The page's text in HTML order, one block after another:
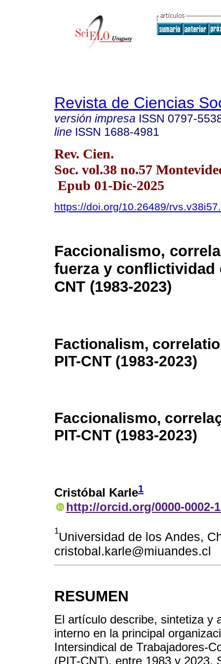
Revista de Ciencias
versión impresa ISSN 0797-
line ISSN 1688-4981
Rev. Cien.
Soc. vol.38 no.57
Epub 01-Dic-2025
https://doi.org/10.26489/
Faccionalismo,
fuerza y conflictividad
CNT (1983-2023)
Factionalism,
PIT-CNT (1983-2023)
Faccionalismo,
PIT-CNT (1983-2023)
Cristóbal Karle1
http://orcid.org/0000-0002-
1Universidad de los Andes,
cristobal.karle@miuandes.cl
RESUMEN
El artículo describe, sintetiza y
interno en la principal
Intersindical de Trabajadores-
(PIT-CNT), entre 1983 y 2023.